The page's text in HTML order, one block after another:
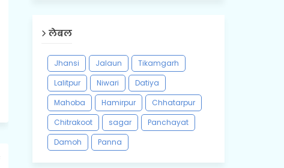
लेबल
Jhansi Jalaun
Tikamgarh
Lalitpur
Niwari
Datiya
Mahoba
Hamirpur
Chhatarpur
Chitrakoot
sagar
Panchayat
Damoh
Panna